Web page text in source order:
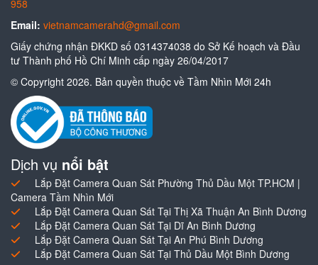
958
Email: vietnamcamerahd@gmail.com
Giấy chứng nhận ĐKKD số 0314374038 do Sở Kế hoạch và Đầu
tư Thành phố Hồ Chí Minh cấp ngày 26/04/2017
© Copyright 2026. Bản quyền thuộc về Tầm Nhìn Mới 24h
Dịch vụ nổi bật
Lắp Đặt Camera Quan Sát Phường Thủ Dầu Một TP.HCM |
Camera Tầm Nhìn Mới
Lắp Đặt Camera Quan Sát Tại Thị Xã Thuận An Bình Dương
Lắp Đặt Camera Quan Sát Tại Dĩ An Bình Dương
Lắp Đặt Camera Quan Sát Tại An Phú Bình Dương
Lắp Đặt Camera Quan Sát Tại Thủ Dầu Một Bình Dương